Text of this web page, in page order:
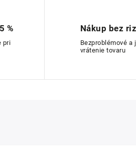
%
pri
Nákup bez
Bezproblémové a
vrátenie tovaru